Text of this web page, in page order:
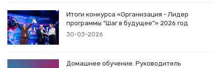
Итоги конкурса «Организация - Лидер
программы “Шаг в будущее”» 2026 год
30-03-2026
Домашнее обучение. Руководитель